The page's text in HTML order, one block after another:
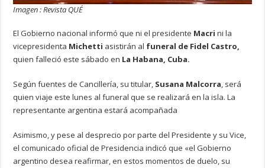
Imagen : Revista QUÉ
El Gobierno nacional informó que ni el presidente Macri ni la
vicepresidenta Michetti asistirán al funeral de Fidel Castro,
quien falleció este sábado en La Habana, Cuba.
Según fuentes de Cancillería, su titular, Susana Malcorra, será
quien viaje este lunes al funeral que se realizará en la isla. La
representante argentina estará acompañada
Asimismo, y pese al desprecio por parte del Presidente y su Vice,
el comunicado oficial de Presidencia indicó que «el Gobierno
argentino desea reafirmar, en estos momentos de duelo, su